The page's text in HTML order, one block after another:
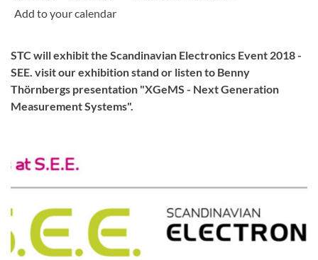
STC will exhibit the Scandinavian Electronics Event 2018 -
SEE. visit our exhibition stand or listen to Benny
Thörnbergs presentation "XGeMS - Next Generation
Measurement Systems".